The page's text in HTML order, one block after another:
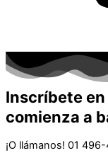
Inscríbete
comienza a
¡O llámanos! 01 496-